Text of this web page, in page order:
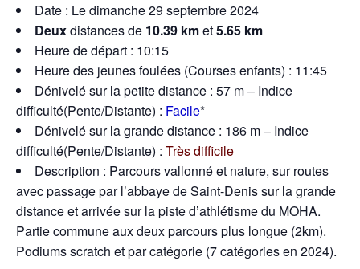
Date : Le dimanche 29 septembre 2024
Deuxdistances de 10.39 kmet5.65 km
Heure de départ : 10:15
Heure des jeunes foulées (Courses enfants) : 11:45
Dénivelé sur la petite distance : 57 m – Indice
difficulté(Pente/Distante) : Facile*
Dénivelé sur la grande distance : 186 m – Indice
difficulté(Pente/Distante) : Très difficile
Description : Parcours vallonné et nature, sur routes
avec passage par l’abbaye de Saint-Denis sur la grande
distance et arrivée sur la piste d’athlétisme du MOHA.
Partie commune aux deux parcours plus longue (2km).
Podiums scratch et par catégorie (7 catégories en 2024).